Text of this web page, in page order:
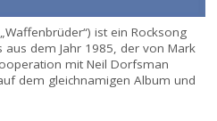
ist ein Rocksong
aus dem Jahr 1985, der von Mark
mit Neil Dorfsman
dem gleichnamigen Album und